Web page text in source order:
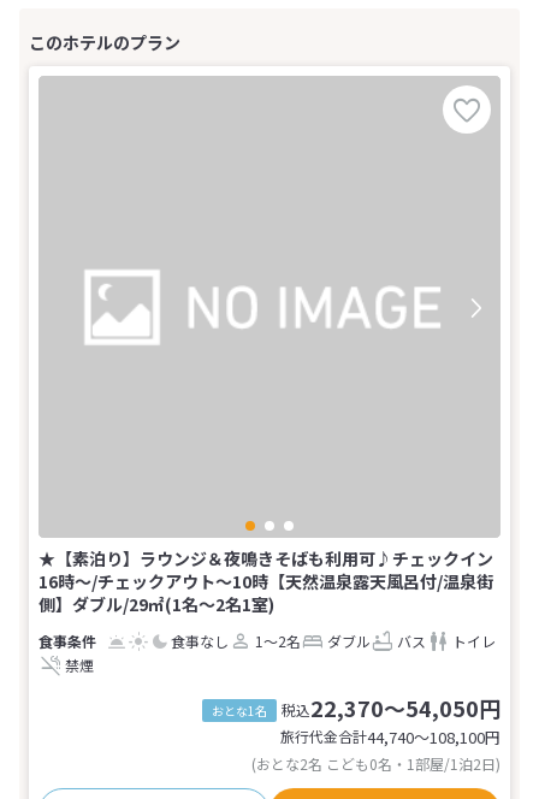
★【素泊り】ラウンジ＆夜鳴きそばも利用可♪チェックイン
16時～/チェックアウト～10時【天然温泉露天風呂付/温泉街
側】ダブル/29㎡(1名～2名1室)
食事なし 1～2名 ダブル バス
トイレ
禁煙
おとな1名 税込22,370～54,050円
旅行代金合計44,740〜108,100円
(おとな2名 こども0名・1部屋/1泊2日)